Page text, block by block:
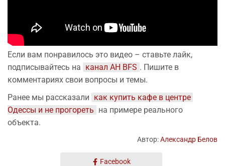
Если вам понравилось это видео – ставьте лайк,
подписывайтесь на канал АН BFS . Пишите в
комментариях свои вопросы и темы.
Ранее мы рассказали как купить кафе в центре
Одессы и не прогореть на примере реального
объекта.
Автор:Александр Белов
Facebook